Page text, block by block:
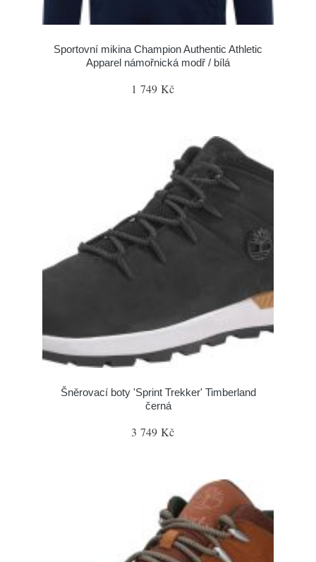
Sportovní mikina Champion Authentic Athletic
Apparel námořnická modř / bílá
1 749 Kč
Šněrovací boty 'Sprint Trekker' Timberland
černá
3 749 Kč